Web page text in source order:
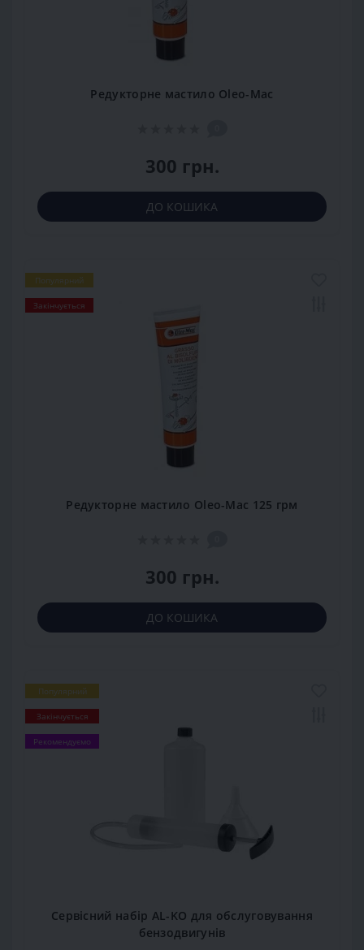
Редукторне мастило Oleo-Mac
300 грн.
ДО КОШИКА
Популярний
Закінчується
Редукторне мастило Oleo-Mac 125 грм
300 грн.
ДО КОШИКА
Популярний
Закінчується
Рекомендуємо
Сервісний набір AL-KO для обслуговування
бензодвигунів